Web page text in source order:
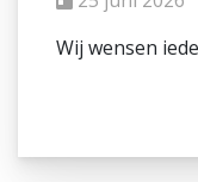
Wij wensen